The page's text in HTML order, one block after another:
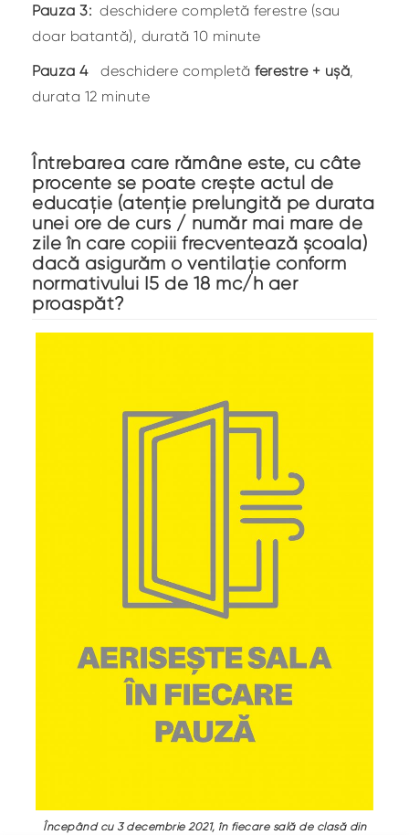
Pauza 3: deschidere completă ferestre (sau
doar batantă), durată 10 minute
Pauza 4deschidere completă ferestre + ușă,
durata 12 minute
Întrebarea care rămâne este, cu câte
procente se poate crește actul de
educație (atenție prelungită pe durata
unei ore de curs / număr mai mare de
zile în care copiii frecventează școala)
dacă asigurăm o ventilație conform
normativului I5 de 18 mc/h aer
proaspăt?
Începând cu 3 decembrie 2021, în fiecare sală de clasă din